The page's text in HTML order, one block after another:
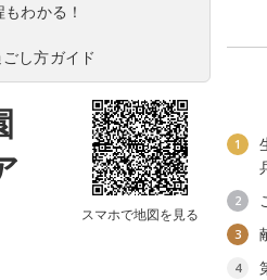
わかる！
し方ガイド
スマホで地図を見る
1
2
3
4